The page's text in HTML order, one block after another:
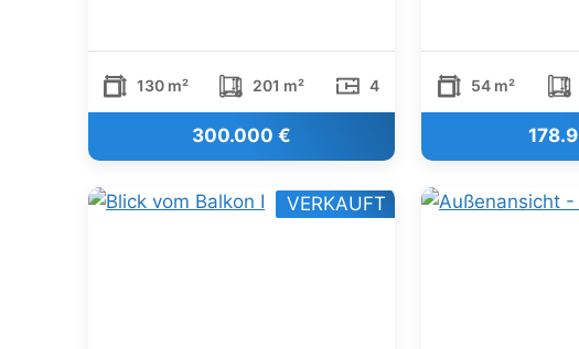
130 m² 201 m² 4
300.000 €
54 m²
VERKAUFT